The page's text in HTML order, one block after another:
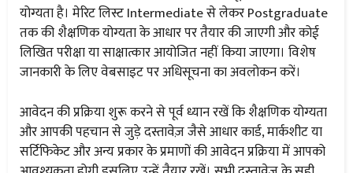
योग्यता है। मेरिट लिस्ट Intermediate से लेकर Postgraduate
तक की शैक्षणिक योग्यता के आधार पर तैयार की जाएगी और कोई
लिखित परीक्षा या साक्षात्कार आयोजित नहीं किया जाएगा। विशेष
जानकारी के लिए वेबसाइट पर अधिसूचना का अवलोकन करें।
आवेदन की प्रक्रिया शुरू करने से पूर्व ध्यान रखें कि शैक्षणिक योग्यता
और आपकी पहचान से जुड़े दस्तावेज़ जैसे आधार कार्ड, मार्कशीट या
सर्टिफिकेट और अन्य प्रकार के प्रमाणों की आवेदन प्रक्रिया में आपको